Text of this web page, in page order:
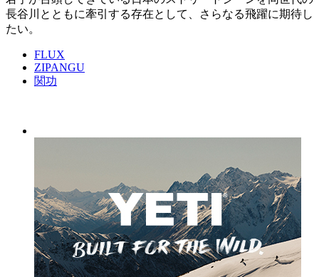
長谷川とともに牽引する存在として、さらなる飛躍に期待し
たい。
FLUX
ZIPANGU
関功